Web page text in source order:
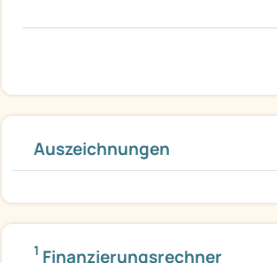
Auszeichnungen
1 Finanzierungsrechner